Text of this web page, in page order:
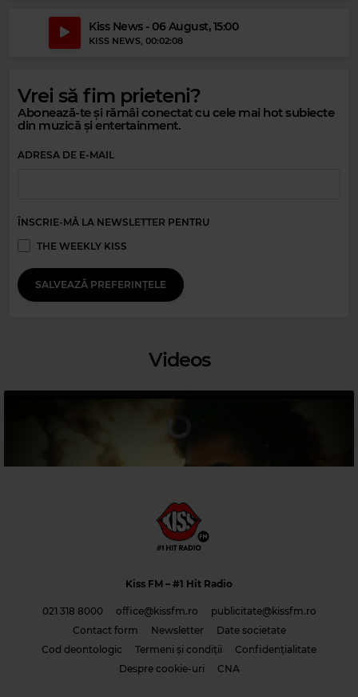
Magic 80s Hits
MICHAEL JACKSON –DIRTY DIANA
Kiss News - 06 August, 15:00
KISS NEWS, 00:02:08
Vrei să fim prieteni?
Abonează-te și rămâi conectat cu cele mai hot subiecte
din muzică și entertainment.
ADRESA DE E-MAIL
ÎNSCRIE-MĂ LA NEWSLETTER PENTRU
THE WEEKLY KISS
SALVEAZĂ PREFERINȚELE
Videos
Costi & Adrian Saguna & Benzol – Solo tu -1
Kiss FM – #1 Hit Radio
021 318 8000 office@kissfm.ro
publicitate@kissfm.ro
Contact form
Newsletter
Date societate
Cod deontologic
Termeni și condiții
Confidențialitate
Despre cookie-uri
CNA